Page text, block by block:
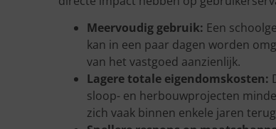
Meervoudig gebruik: Een
kan in een paar dagen worden
van het vastgoed aanzienlijk.
Lagere totale eigendomskosten:
sloop- en herbouwprojecten
zich vaak binnen enkele jaren